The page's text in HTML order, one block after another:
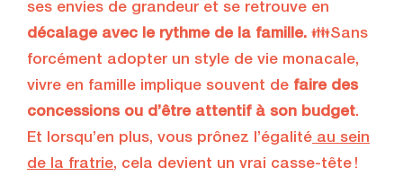
ses envies de grandeur et se retrouve en
décalage avec le rythme de la famille. 👪Sans
forcément adopter un style de vie monacale,
vivre en famille implique souvent de faire des
concessions ou d’être attentif à son budget.
Et lorsqu’en plus, vous prônez l’égalité au sein
de la fratrie, cela devient un vrai casse-tête !